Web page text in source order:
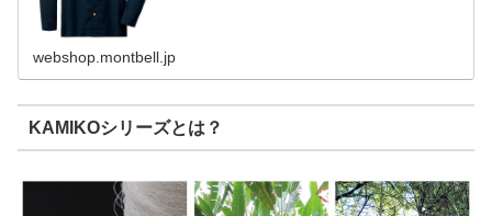
webshop.montbell.jp
KAMIKOシリーズとは？